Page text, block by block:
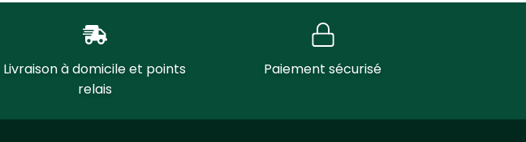
Livraison à domicile et points
relais
Paiement sécurisé